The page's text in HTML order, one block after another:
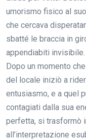
umorismo fisico al
che cercava
sbatté le braccia in
appendiabiti invisibile.
Dopo un momento
del locale iniziò a
entusiasmo, e a quel
contagiati dalla sua
perfetta, si trasformò
all’interpretazione